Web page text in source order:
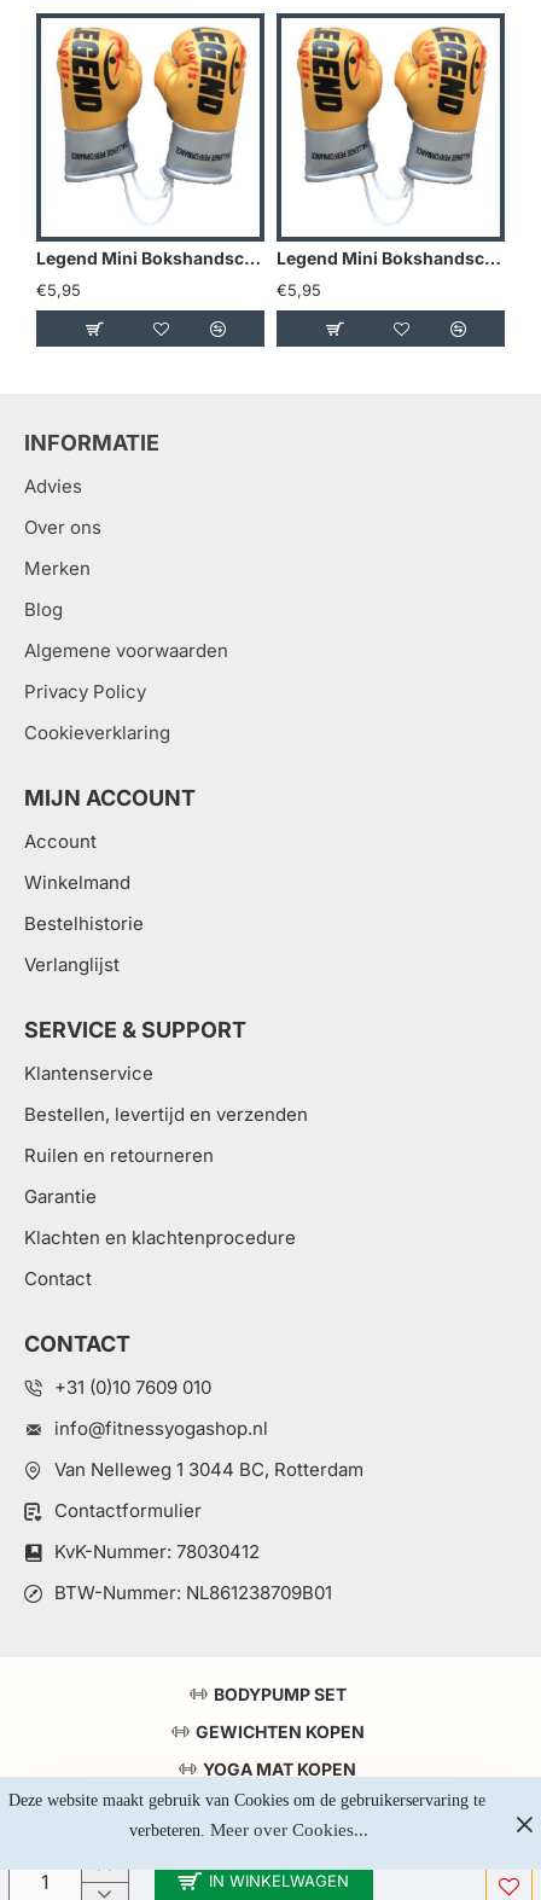
Deze website maakt gebruik van Cookies om de gebruikerservaring te
verbeteren. Meer over Cookies...
IN WINKELWAGEN
Legend Mini Bokshandschoenen - Goud/Geel
€5,95
Legend Mini Bokshandschoenen - Holland
€5,95
INFORMATIE
Advies
Over ons
Merken
Blog
Algemene voorwaarden
Privacy Policy
Cookieverklaring
MIJN ACCOUNT
Account
Winkelmand
Bestelhistorie
Verlanglijst
SERVICE & SUPPORT
Klantenservice
Bestellen, levertijd en verzenden
Ruilen en retourneren
Garantie
Klachten en klachtenprocedure
Contact
CONTACT
+31 (0)10 7609 010
info@fitnessyogashop.nl
Van Nelleweg 1 3044 BC, Rotterdam
Contactformulier
KvK-Nummer: 78030412
BTW-Nummer: NL861238709B01
BODYPUMP SET
GEWICHTEN KOPEN
YOGA MAT KOPEN
TOP 5 KRACHTSTATIONS